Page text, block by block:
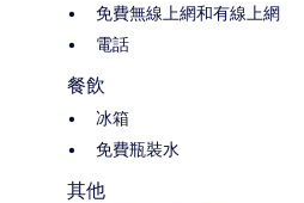
免費無線上網和有線上網
電話
餐飲
冰箱
免費瓶裝水
其他